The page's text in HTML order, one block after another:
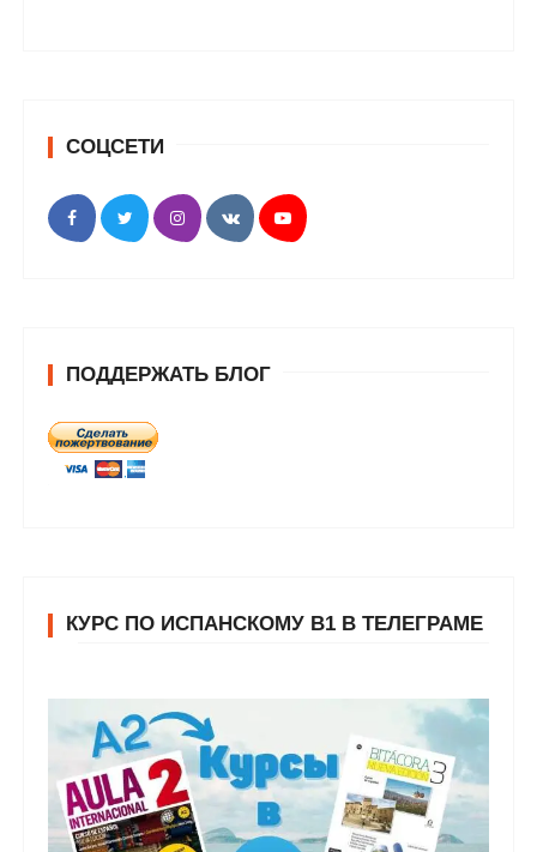
СОЦСЕТИ
ПОДДЕРЖАТЬ БЛОГ
КУРС ПО ИСПАНСКОМУ В1 В ТЕЛЕГРАМЕ